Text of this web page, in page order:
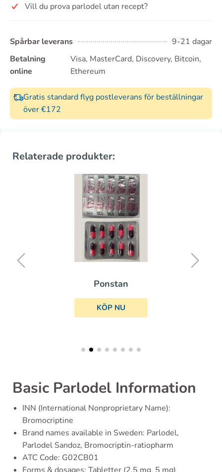
Vill du prova parlodel utan recept?
Spårbar leverans
9-21 dagar
Betalning
online
Visa, MasterCard, Discovery, Bitcoin,
Ethereum
Gratis standard flyg postleverans för beställningar
över €172
Relaterade produkter:
Ponstan
KÖP NU
Basic Parlodel Information
INN (International Nonproprietary Name):
Bromocriptine
Brand names available in Sweden: Parlodel,
Parlodel Sandoz, Bromocriptin-ratiopharm
ATC Code: G02CB01